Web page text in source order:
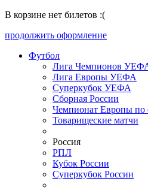
В корзине нет билетов :(
продолжить оформление
Футбол
Лига Чемпионов
Лига Европы УЕФА
Суперкубок УЕФА
Сборная России
Чемпионат Европы по
Товарищеские матчи
Россия
РПЛ
Кубок России
Суперкубок России